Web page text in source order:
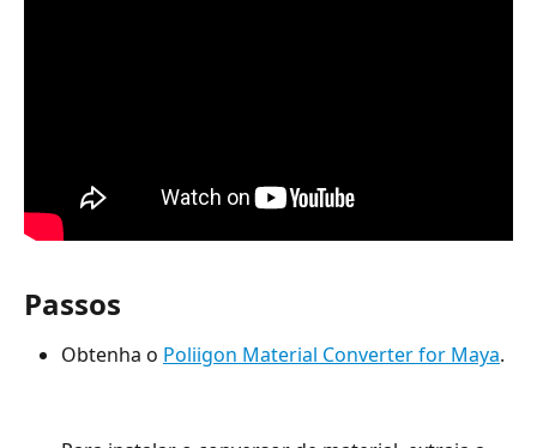
Passos
Obtenha o Poliigon Material Converter for Maya.